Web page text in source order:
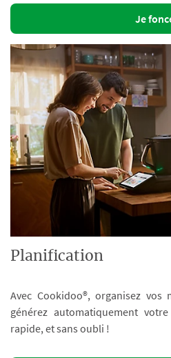
Je
Planification
Avec Cookidoo®, organisez
générez automatiquement
rapide, et sans oubli !